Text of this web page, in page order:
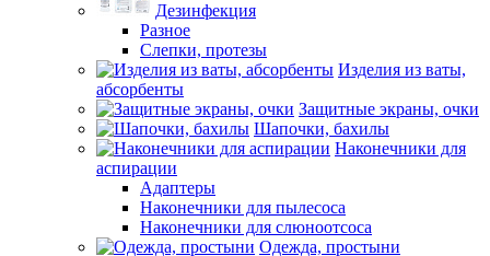
Дезинфекция
Разное
Слепки, протезы
Изделия из ваты,
абсорбенты
Защитные экраны, очки
Шапочки, бахилы
Наконечники для
аспирации
Адаптеры
Наконечники для пылесоса
Наконечники для слюноотсоса
Одежда, простыни